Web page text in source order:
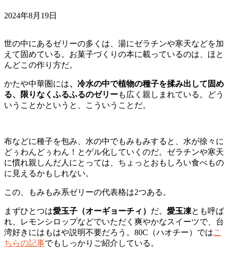
2024年8月19日
世の中にあるゼリーの多くは、湯にゼラチンや寒天などを加
えて固めている。お菓子づくりの本に載っているのは、ほと
んどこの作り方だ。
かたや中華圏には、冷水の中で植物の種子を揉み出して固め
る、限りなくふるふるのゼリーも広く親しまれている。どう
いうことかというと、こういうことだ。
布などに種子を包み、水の中でもみもみすると、水が徐々に
どぅわんどぅわん！とゲル化していくのだ。ゼラチンや寒天
に慣れ親しんだ人にとっては、ちょっとおもしろい食べもの
に見えるかもしれない。
この、もみもみ系ゼリーの代表格は2つある。
まずひとつは愛玉子（オーギョーチィ） だ。 愛玉凍とも呼ば
れ、レモンシロップなどでいただく爽やかなスイーツで、台
湾好きにはもはや説明不要だろう。80C（ハオチー）ではこ
ちらの記事でもしっかりご紹介している。